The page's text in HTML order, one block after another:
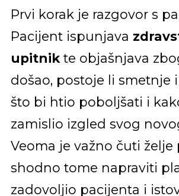
Prvi korak je razgovor s
Pacijent ispunjava
upitnikte objašnjava
došao, postoje li smetnje
što bi htio poboljšati i
zamislio izgled svog
Veoma je važno čuti želje
shodno tome napraviti
zadovoljio pacijenta i